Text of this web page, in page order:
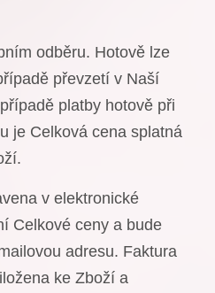
odběru. Hotově lze
převzetí v Naší
platby hotově při
je Celková cena splatná
v elektronické
Celkové ceny a bude
adresu. Faktura
ke Zboží a